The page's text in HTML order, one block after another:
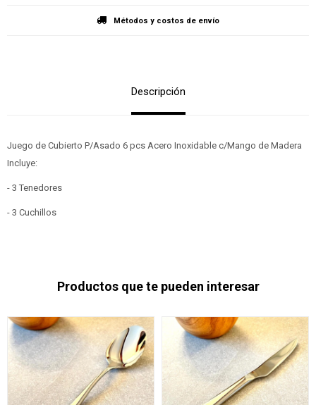
Métodos y costos de envío
Descripción
Juego de Cubierto P/Asado 6 pcs Acero Inoxidable c/Mango de Madera
Incluye:
- 3 Tenedores
- 3 Cuchillos
Productos que te pueden interesar